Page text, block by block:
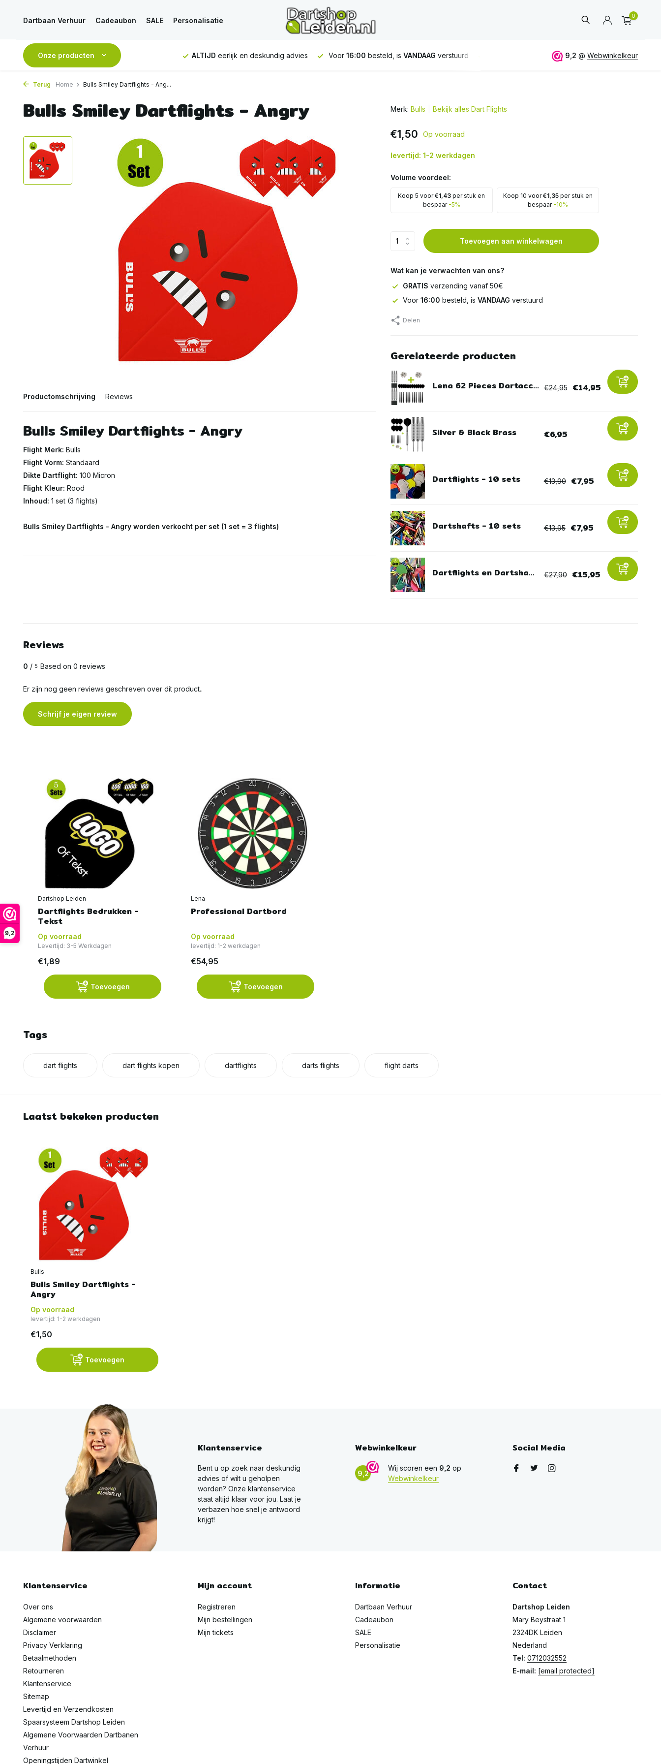
9,2
Dartbaan Verhuur Cadeaubon SALE Personalisatie
0
Onze producten
verstuurd GRATIS verzending vanaf 50€ ALTIJD eerlijk en deskundig advies Voor 16:00 besteld, is VANDAAG verstuurd verzending vanaf 50€ ALTIJDeerlijk
9,2 @ Webwinkelkeur
Terug Home Bulls Smiley Dartflights - Ang...
Bulls Smiley Dartflights - Angry
Productomschrijving Reviews
Bulls Smiley Dartflights - Angry
Flight Merk: Bulls
Flight Vorm: Standaard
Dikte Dartflight: 100 Micron
Flight Kleur: Rood
Inhoud: 1 set (3 flights)
Bulls Smiley Dartflights - Angry worden verkocht per set (1 set = 3 flights)
Merk: Bulls Bekijk alles Dart Flights
€1,50 Op voorraad
levertijd: 1-2 werkdagen
Volume voordeel:
Koop 5 voor€1,43 per stuk en
bespaar -5%
Koop 10 voor€1,35per stuk en
bespaar -10%
Toevoegen aan winkelwagen
Wat kan je verwachten van ons?
GRATIS verzending vanaf 50€
Voor 16:00 besteld, is VANDAAG verstuurd
Delen
Gerelateerde producten
Lena 62 Pieces Dartacc... €24,95 €14,95
Silver & Black Brass €6,95
Dartflights - 10 sets €13,90 €7,95
Dartshafts - 10 sets €13,95 €7,95
Dartflights en Dartsha... €27,90 €15,95
Reviews
0 / 5 Based on 0 reviews
Er zijn nog geen reviews geschreven over dit product..
Schrijf je eigen review
Dartshop Leiden
Dartflights Bedrukken -
Tekst
Op voorraad
Levertijd: 3-5 Werkdagen
€1,89
Toevoegen
Lena
Professional Dartbord
Op voorraad
levertijd: 1-2 werkdagen
€54,95
Toevoegen
Tags
dart flights dart flights kopen dartflights darts flights flight darts
Laatst bekeken producten
Bulls
Bulls Smiley Dartflights -
Angry
Op voorraad
levertijd: 1-2 werkdagen
€1,50
Toevoegen
Klantenservice
Bent u op zoek naar deskundig
advies of wilt u geholpen
worden? Onze klantenservice
staat altijd klaar voor jou. Laat je
verbazen hoe snel je antwoord
krijgt!
Webwinkelkeur
9,2
Wij scoren een 9,2 op
Webwinkelkeur
Social Media
Klantenservice
Over ons
Algemene voorwaarden
Disclaimer
Privacy Verklaring
Betaalmethoden
Retourneren
Klantenservice
Sitemap
Levertijd en Verzendkosten
Spaarsysteem Dartshop Leiden
Algemene Voorwaarden Dartbanen
Verhuur
Openingstijden Dartwinkel
Mijn account
Registreren
Mijn bestellingen
Mijn tickets
Informatie
Dartbaan Verhuur
Cadeaubon
SALE
Personalisatie
Contact
Dartshop Leiden
Mary Beystraat 1
2324DK Leiden
Nederland
Tel: 0712032552
E-mail: [email protected]